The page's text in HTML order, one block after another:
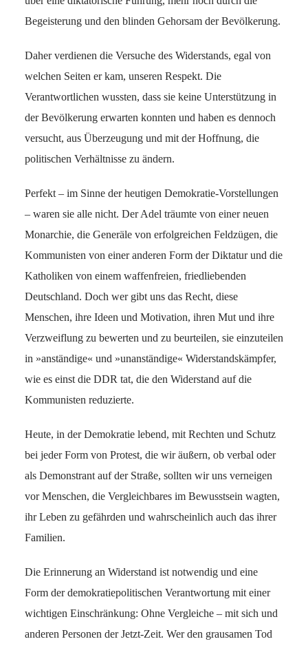
Begeisterung und den blinden Gehorsam der Bevölkerung.
Daher verdienen die Versuche des Widerstands, egal von
welchen Seiten er kam, unseren Respekt. Die
Verantwortlichen wussten, dass sie keine Unterstützung in
der Bevölkerung erwarten konnten und haben es dennoch
versucht, aus Überzeugung und mit der Hoffnung, die
politischen Verhältnisse zu ändern.
Perfekt – im Sinne der heutigen Demokratie-Vorstellungen
– waren sie alle nicht. Der Adel träumte von einer neuen
Monarchie, die Generäle von erfolgreichen Feldzügen, die
Kommunisten von einer anderen Form der Diktatur und die
Katholiken von einem waffenfreien, friedliebenden
Deutschland. Doch wer gibt uns das Recht, diese
Menschen, ihre Ideen und Motivation, ihren Mut und ihre
Verzweiflung zu bewerten und zu beurteilen, sie einzuteilen
in »anständige« und »unanständige« Widerstandskämpfer,
wie es einst die DDR tat, die den Widerstand auf die
Kommunisten reduzierte.
Heute, in der Demokratie lebend, mit Rechten und Schutz
bei jeder Form von Protest, die wir äußern, ob verbal oder
als Demonstrant auf der Straße, sollten wir uns verneigen
vor Menschen, die Vergleichbares im Bewusstsein wagten,
ihr Leben zu gefährden und wahrscheinlich auch das ihrer
Familien.
Die Erinnerung an Widerstand ist notwendig und eine
Form der demokratiepolitischen Verantwortung mit einer
wichtigen Einschränkung: Ohne Vergleiche – mit sich und
anderen Personen der Jetzt-Zeit. Wer den grausamen Tod